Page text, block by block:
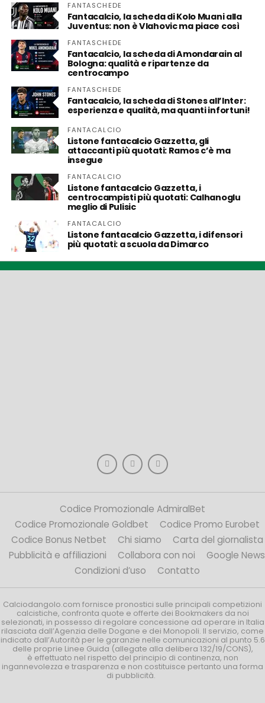
FANTASCHEDE
Fantacalcio, la scheda di Kolo Muani alla
Juventus: non è Vlahovic ma piace così
FANTASCHEDE
Fantacalcio, la scheda di Amondarain al
Bologna: qualità e ripartenze da
centrocampo
FANTASCHEDE
Fantacalcio, la scheda di Stones all’Inter:
esperienza e qualità, ma quanti infortuni!
FANTACALCIO
Listone fantacalcio Gazzetta, gli
attaccanti più quotati: Ramos c’è ma
insegue
FANTACALCIO
Listone fantacalcio Gazzetta, i
centrocampisti più quotati: Calhanoglu
meglio di Pulisic
FANTACALCIO
Listone fantacalcio Gazzetta, i difensori
più quotati: a scuola da Dimarco
Codice Promozionale AdmiralBet
Codice Promozionale Goldbet
Codice Promo Eurobet
Codice Bonus Netbet
Chi siamo
Carta del giornalista
Pubblicità e affiliazioni
Collabora con noi
Google News
Condizioni d’uso
Contatto
Calciodangolo.com fornisce pronostici sulle principali competizioni
calcistiche, confronta quote e offerte dei Bookmakers da noi
selezionati, in possesso di regolare concessione ad operare in Italia
rilasciata dall’Agenzia delle Dogane e dei Monopoli. Il servizio, come
indicato dall’Autorità per le garanzie nelle comunicazioni al punto 5.6
delle proprie Linee Guida (allegate alla delibera 132/19/CONS),
è effettuato nel rispetto del principio di continenza, non
ingannevolezza e trasparenza e non costituisce pertanto una forma
di pubblicità.